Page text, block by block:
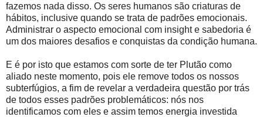
fazemos nada disso. Os seres humanos são criaturas de
hábitos, inclusive quando se trata de padrões emocionais.
Administrar o aspecto emocional com insight e sabedoria é
um dos maiores desafios e conquistas da condição humana.
E é por isto que estamos com sorte de ter Plutão como
aliado neste momento, pois ele remove todos os nossos
subterfúgios, a fim de revelar a verdadeira questão por trás
de todos esses padrões problemáticos: nós nos
identificamos com eles e assim temos energia investida